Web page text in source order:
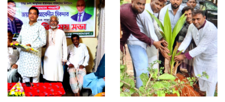
অন্যান্য